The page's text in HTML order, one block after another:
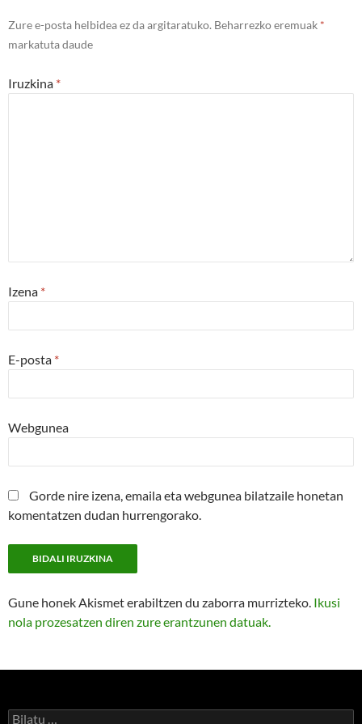
Zure e-posta helbidea ez da argitaratuko. Beharrezko eremuak *
markatuta daude
Iruzkina *
Izena *
E-posta *
Webgunea
Gorde nire izena, emaila eta webgunea bilatzaile honetan
komentatzen dudan hurrengorako.
Gune honek Akismet erabiltzen du zaborra murrizteko. Ikusi
nola prozesatzen diren zure erantzunen datuak.
Bilatu: